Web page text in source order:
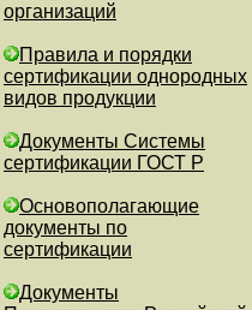
организаций
Правила и порядки
сертификации однородных
видов продукции
Документы Системы
сертификации ГОСТ Р
Основополагающие
документы по
сертификации
Документы